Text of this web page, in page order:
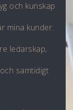
och kunskap
mina kunder.
ledarskap,
och samtidigt